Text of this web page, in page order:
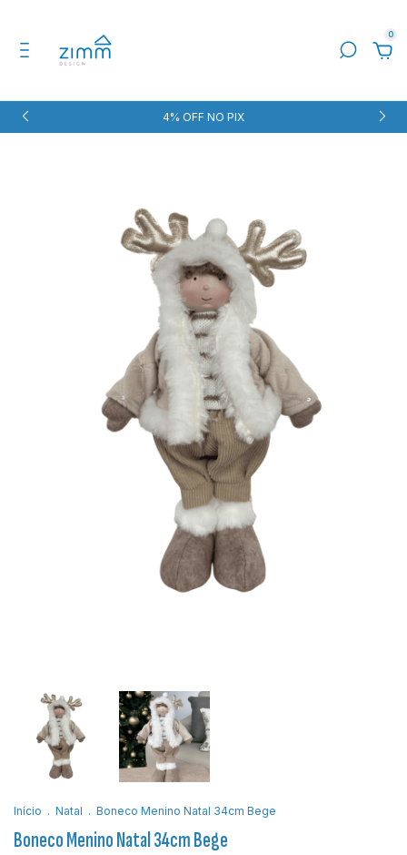
0
4% OFF NO PIX
Início . Natal . Boneco Menino Natal 34cm Bege
Boneco Menino Natal 34cm Bege